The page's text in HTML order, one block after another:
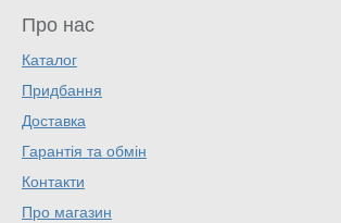
Про нас
Каталог
Придбання
Доставка
Гарантія та обмін
Контакти
Про магазин